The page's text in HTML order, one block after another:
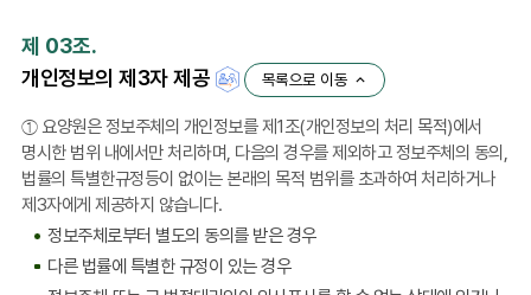
제 03조.
개인정보의 제3자 제공 목록으로 이동
① 요양원은 정보주체의 개인정보를 제1조(개인정보의 처리 목적)에서
명시한 범위 내에서만 처리하며, 다음의 경우를 제외하고 정보주체의 동의,
법률의 특별한규정등이 없이는 본래의 목적 범위를 초과하여 처리하거나
제3자에게 제공하지 않습니다.
정보주체로부터 별도의 동의를 받은 경우
다른 법률에 특별한 규정이 있는 경우